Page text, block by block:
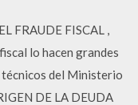
FRAUDE FISCAL ,
lo hacen grandes
técnicos del Ministerio
DE LA DEUDA